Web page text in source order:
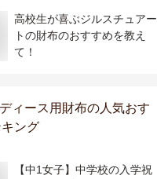
高校生が喜ぶジルスチュアー
トの財布のおすすめを教え
て！
ィース用財布の人気おす
ング
【中1女子】中学校の入学祝